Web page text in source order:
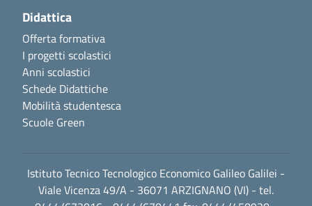
Didattica
Offerta formativa
I progetti scolastici
Anni scolastici
Schede Didattiche
Mobilità studentesca
Scuole Green
Istituto Tecnico Tecnologico Economico Galileo Galilei -
Viale Vicenza 49/A - 36071 ARZIGNANO (VI) - tel.